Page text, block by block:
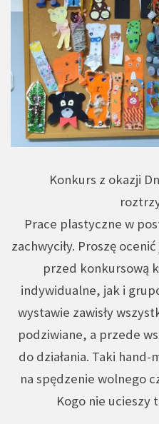
Konkurs z okazji
Prace plastyczne w
zachwyciły. Proszę
przed konkursową
indywidualne, jak i
wystawie zawisły
podziwiane, a przede
do działania. Taki hand-
na spędzenie wolnego
Kogo nie ucieszy